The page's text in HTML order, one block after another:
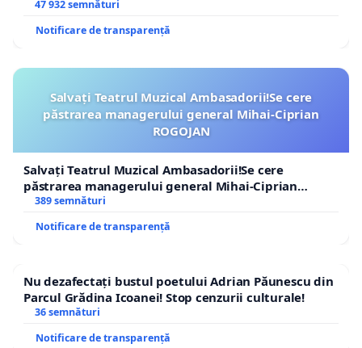
47 932 semnături
Notificare de transparență
Salvați Teatrul Muzical Ambasadorii!Se cere
păstrarea managerului general Mihai-Ciprian
ROGOJAN
Salvați Teatrul Muzical Ambasadorii!Se cere
păstrarea managerului general Mihai-Ciprian
ROGOJAN
389 semnături
Notificare de transparență
Nu dezafectați bustul poetului Adrian Păunescu din
Parcul Grădina Icoanei! Stop cenzurii culturale!
36 semnături
Notificare de transparență